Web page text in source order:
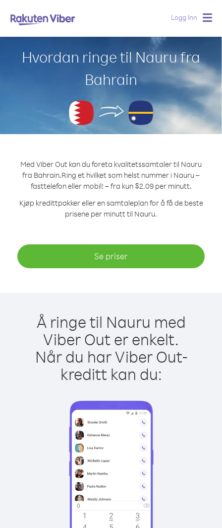
Logg Inn
Hvordan ringe til Nauru fra
Bahrain
Med Viber Out kan du foreta kvalitetssamtaler til Nauru
fra Bahrain.Ring et hvilket som helst nummer i Nauru –
fasttelefon eller mobil! – fra kun $2.09 per minutt.
Kjøp kredittpakker eller en samtaleplan for å få de beste
prisene per minutt til Nauru.
Se priser
Å ringe til Nauru med
Viber Out er enkelt.
Når du har Viber Out-
kreditt kan du: